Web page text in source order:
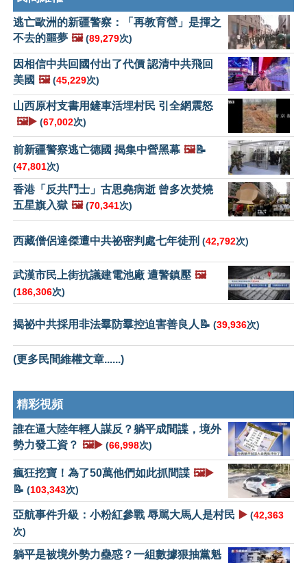
逃亡歐洲的新疆警察：「再教育營」是揮之
不去的噩夢 🖼️ (89,279次)
因相信中共回國付出了代價 認清中共飛回
美國 🖼️ (45,229次)
山西原村支書用鏟車活埋村民 引全網震怒
🖼️▶️ (67,002次)
前新疆警察逃亡德國 揭集中營黑幕 🖼️📝
(47,801次)
香港「反共鬥士」古思堯病逝 曾多次焚燒
五星旗入獄 🖼️ (70,341次)
西藏僧侶達傑遭中共祕密判處七年徒刑 (42,792次)
武漢市民上街抗議建電池廠 遭警鎮壓 🖼️
(186,306次)
揭祕中共採用非法羣防羣控迫害善良人📝 (39,936次)
(更多民間維權文章......)
精彩視頻
誰在逼大陸年輕人謀反？躺平成間諜，境外
勢力發工資？ 🖼️▶️ (66,998次)
瘋狂挖寶！為了50萬他們如此抓間諜 🖼️▶️
📝 (103,343次)
亞航事件升級：小粉紅參戰 辱駡大馬人是村民 ▶️ (42,363
次)
躺平是被境外勢力蠱惑？一組數據狠抽黨魁